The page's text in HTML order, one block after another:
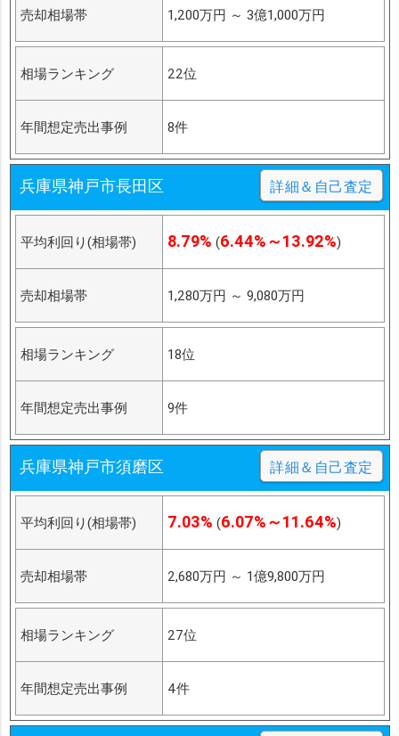
売却相場帯 1,200万円 ～ 3億1,000万円
相場ランキング 22位
年間想定売出事例 8件
兵庫県神戸市長田区 詳細＆自己査定
平均利回り(相場帯) 8.79% (6.44%～13.92%)
売却相場帯 1,280万円 ～ 9,080万円
相場ランキング 18位
年間想定売出事例 9件
兵庫県神戸市須磨区 詳細＆自己査定
平均利回り(相場帯) 7.03% (6.07%～11.64%)
売却相場帯 2,680万円 ～ 1億9,800万円
相場ランキング 27位
年間想定売出事例 4件